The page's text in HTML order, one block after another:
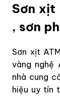
Sơn xịt
, sơn
Sơn xịt
vàng nghệ
nhà cung
hiệu uy tín